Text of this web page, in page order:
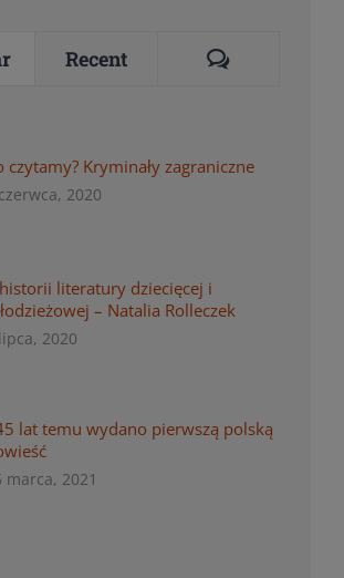
Recent Comments
czytamy? Kryminały zagraniczne
2020
literatury dziecięcej i
– Natalia Rolleczek
2020
lat temu wydano pierwszą polską
marca, 2021